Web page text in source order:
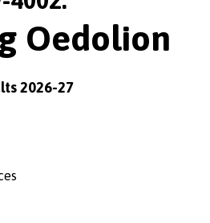
Oedolion
2026-27